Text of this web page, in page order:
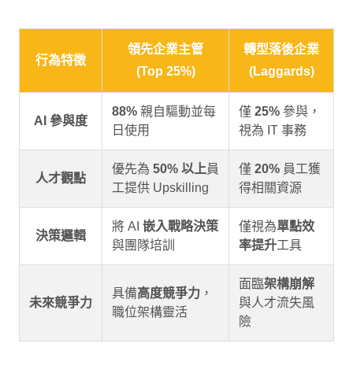
行為特徵
領先企業主管
(Top 25%)
轉型落後企業
(Laggards)
AI 參與度
88% 親自驅動並每
日使用
僅 25% 參與，
視為 IT 事務
人才觀點
優先為 50% 以上員
工提供 Upskilling
僅 20% 員工獲
得相關資源
決策邏輯
將 AI 嵌入戰略決策
與團隊培訓
僅視為單點效
率提升工具
未來競爭力
具備高度競爭力 ，
職位架構靈活
面臨架構崩解
與人才流失風
險